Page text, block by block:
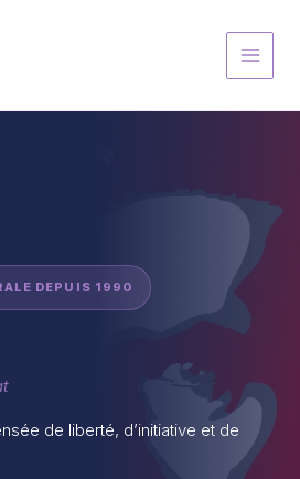
DEPUIS 1990
de liberté, d’initiative et de